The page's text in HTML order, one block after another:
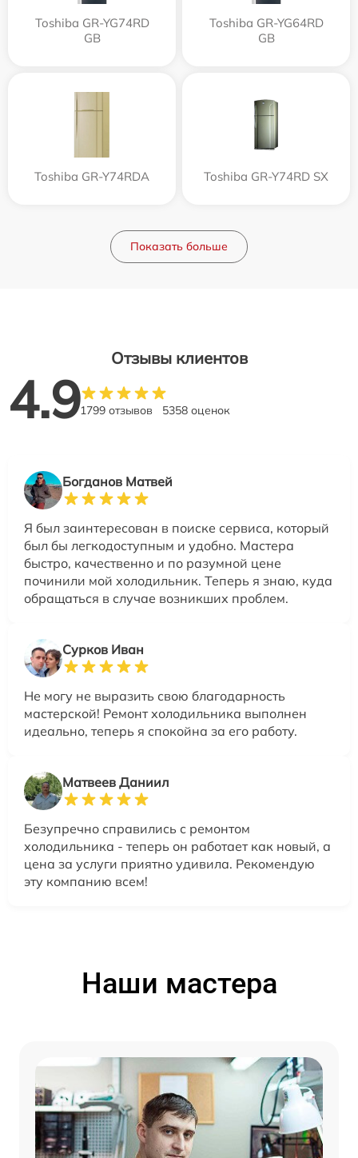
Toshiba GR-YG74RD
GB
Toshiba GR-YG64RD
GB
Toshiba GR-Y74RDA Toshiba GR-Y74RD SX
Показать больше
Отзывы клиентов
4.91799 отзывов 5358 оценок
Богданов Матвей
Я был заинтересован в поиске сервиса, который
был бы легкодоступным и удобно. Мастера
быстро, качественно и по разумной цене
починили мой холодильник. Теперь я знаю, куда
обращаться в случае возникших проблем.
Сурков Иван
Не могу не выразить свою благодарность
мастерской! Ремонт холодильника выполнен
идеально, теперь я спокойна за его работу.
Матвеев Даниил
Безупречно справились с ремонтом
холодильника - теперь он работает как новый, а
цена за услуги приятно удивила. Рекомендую
эту компанию всем!
Наши мастера